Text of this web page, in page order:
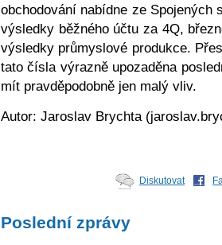
obchodování nabídne ze
výsledky běžného účtu za 4Q,
výsledky průmyslové produkce.
tato čísla výrazně upozaděna
mít pravděpodobně jen malý vliv.
Autor: Jaroslav Brychta
Diskutovat
Poslední zprávy